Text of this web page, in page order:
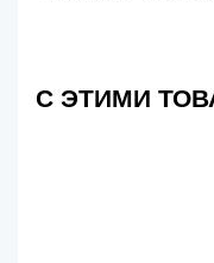
С ЭТИМИ